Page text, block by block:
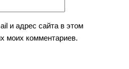
и адрес сайта в этом
моих комментариев.